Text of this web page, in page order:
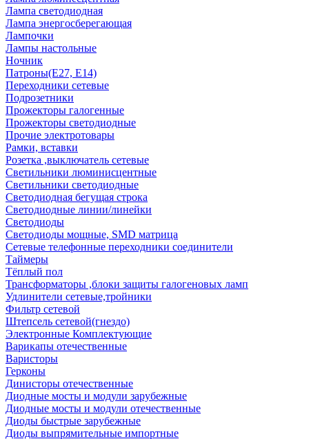
Лампа светодиодная
Лампа энергосберегающая
Лампочки
Лампы настольные
Ночник
Патроны(Е27, Е14)
Переходники сетевые
Подрозетники
Прожекторы галогенные
Прожекторы светодиодные
Прочие электротовары
Рамки, вставки
Розетка ,выключатель сетевые
Светильники люминисцентные
Светильники светодиодные
Светодиодная бегущая строка
Светодиодные линии/линейки
Светодиоды
Светодиоды мощные, SMD матрица
Сетевые телефонные переходники соединители
Таймеры
Тёплый пол
Трансформаторы ,блоки защиты галогеновых ламп
Удлинители сетевые,тройники
Фильтр сетевой
Штепсель сетевой(гнездо)
Электронные Комплектующие
Варикапы отечественные
Варисторы
Герконы
Динисторы отечественные
Диодные мосты и модули зарубежные
Диодные мосты и модули отечественные
Диоды быстрые зарубежные
Диоды выпрямительные импортные